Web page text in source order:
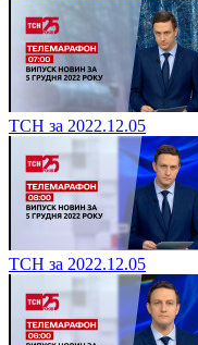
ТСН за 2022.12.05
ТСН за 2022.12.05